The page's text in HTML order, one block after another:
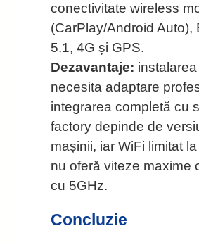
conectivitate wireless
(CarPlay/Android Auto),
5.1, 4G și GPS.
Dezavantaje:
necesita adaptare
integrarea completă cu
factory depinde de
mașinii, iar WiFi limitat
nu oferă viteze maxime
cu 5GHz.
Concluzie